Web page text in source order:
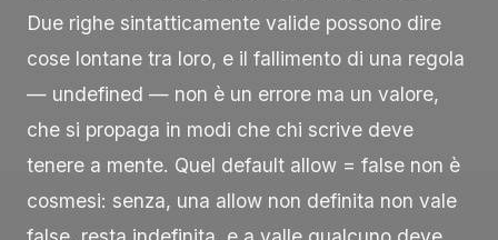
Due righe sintatticamente valide possono dire
cose lontane tra loro, e il fallimento di una regola
— undefined — non è un errore ma un valore,
che si propaga in modi che chi scrive deve
tenere a mente. Quel default allow = false non è
cosmesi: senza, una allow non definita non vale